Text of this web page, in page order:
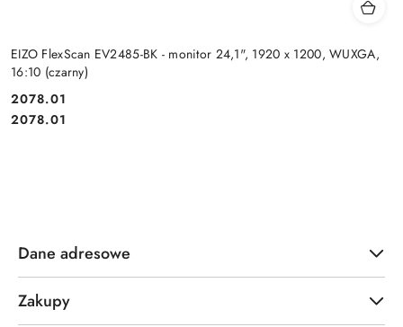
EIZO FlexScan EV2485-BK - monitor 24,1", 1920 x 1200, WUXGA,
16:10 (czarny)
Cena:
2078.01
Cena:
2078.01
Dane adresowe
Zakupy